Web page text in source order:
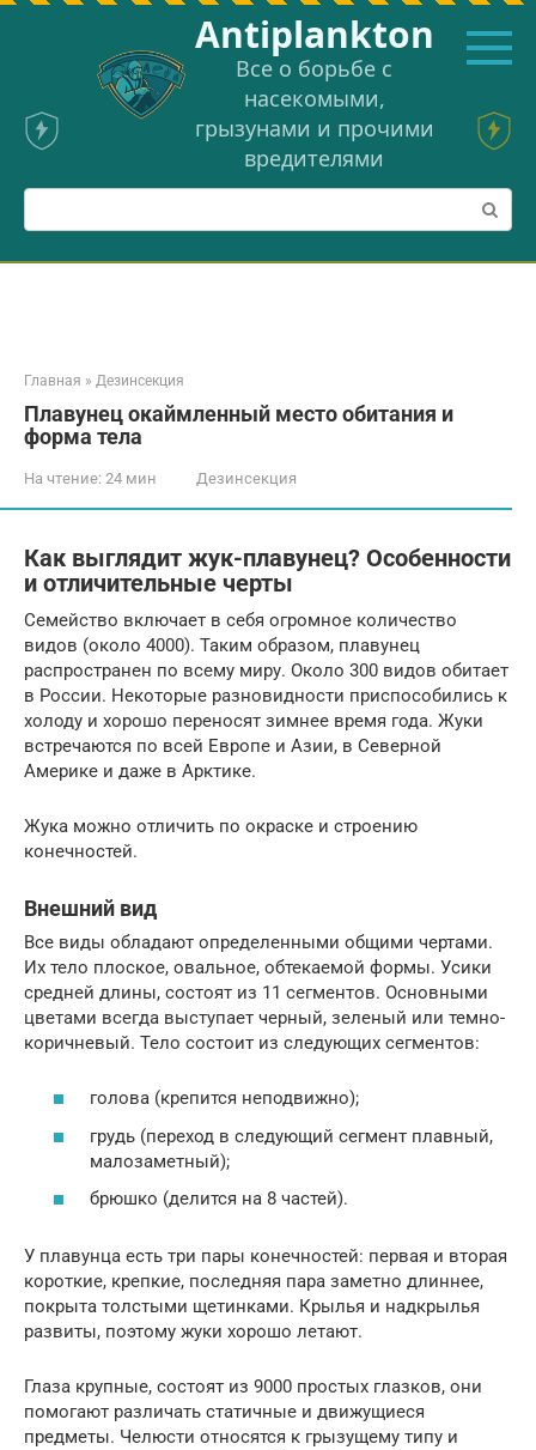
Перейти
Аntiplankton
Все о борьбе с
насекомыми,
грызунами и прочими
вредителями
Поиск:
Главная » Дезинсекция
Плавунец окаймленный место обитания и
форма тела
На чтение: 24 мин Дезинсекция
Как выглядит жук-плавунец? Особенности
и отличительные черты
Семейство включает в себя огромное количество
видов (около 4000). Таким образом, плавунец
распространен по всему миру. Около 300 видов обитает
в России. Некоторые разновидности приспособились к
холоду и хорошо переносят зимнее время года. Жуки
встречаются по всей Европе и Азии, в Северной
Америке и даже в Арктике.
Жука можно отличить по окраске и строению
конечностей.
Внешний вид
Все виды обладают определенными общими чертами.
Их тело плоское, овальное, обтекаемой формы. Усики
средней длины, состоят из 11 сегментов. Основными
цветами всегда выступает черный, зеленый или темно-
коричневый. Тело состоит из следующих сегментов:
голова (крепится неподвижно);
грудь (переход в следующий сегмент плавный,
малозаметный);
брюшко (делится на 8 частей).
У плавунца есть три пары конечностей: первая и вторая
короткие, крепкие, последняя пара заметно длиннее,
покрыта толстыми щетинками. Крылья и надкрылья
развиты, поэтому жуки хорошо летают.
Глаза крупные, состоят из 9000 простых глазков, они
помогают различать статичные и движущиеся
предметы. Челюсти относятся к грызущему типу и